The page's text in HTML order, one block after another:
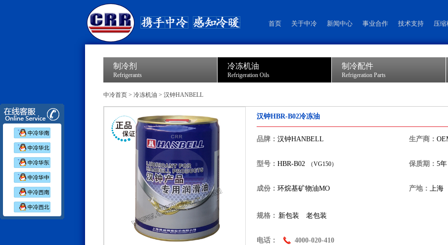
首页 关于中冷 新闻中心 事业合作 技术支持 压
制冷剂
Refrigerants
冷冻机油
Refrigeration Oils
制冷配件
Refrigeration Parts
中冷首页 > 冷冻机油 > 汉钟HANBELL
汉钟HBR-B02冷冻油
品牌： 汉钟HANBELL 生产商：
型号： HBR-B02 （VG150） 保质期： 5年
成份： 环烷基矿物油MO 产地： 上海
规格： 新包装 老包装
电话： 4000-020-410